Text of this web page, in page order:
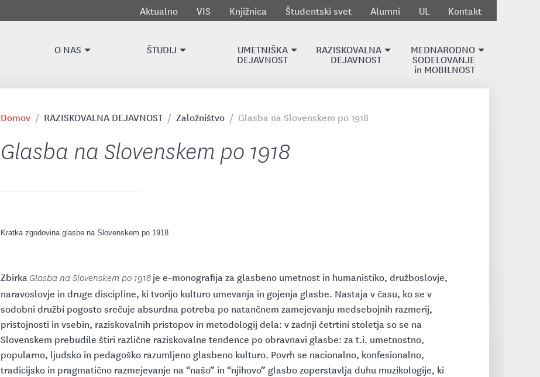
Aktualno VIS Knjižnica Študentski svet Alumni UL Kontakt
O NAS ŠTUDIJ UMETNIŠKA
DEJAVNOST
RAZISKOVALNA
DEJAVNOST
MEDNARODNO
SODELOVANJE
in MOBILNOST
Domov RAZISKOVALNA DEJAVNOST Založništvo Glasba na Slovenskem po 1918
Glasba na Slovenskem po 1918
Kratka zgodovina glasbe na Slovenskem po 1918
ZbirkaGlasba na Slovenskem po 1918je e-monografija za glasbeno umetnost in humanistiko, družboslovje,
naravoslovje in druge discipline, ki tvorijo kulturo umevanja in gojenja glasbe. Nastaja v času, ko se v
sodobni družbi pogosto srečuje absurdna potreba po natančnem zamejevanju medsebojnih razmerij,
pristojnosti in vsebin, raziskovalnih pristopov in metodologij dela: v zadnji četrtini stoletja so se na
Slovenskem prebudile štiri različne raziskovalne tendence po obravnavi glasbe: za t.i. umetnostno,
popularno, ljudsko in pedagoško razumljeno glasbeno kulturo. Povrh se nacionalno, konfesionalno,
tradicijsko in pragmatično razmejevanje na “našo” in “njihovo” glasbo zoperstavlja duhu muzikologije, ki